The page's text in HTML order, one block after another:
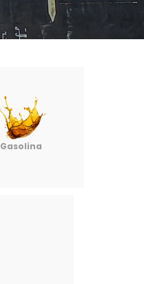
Gasolina